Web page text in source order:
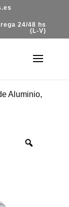
24/48 hs
(L-V)
Aluminio,